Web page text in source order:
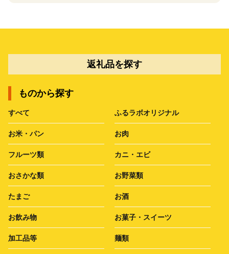
返礼品を探す
ものから探す
すべて ふるラボオリジナル
お米・パン お肉
フルーツ類 カニ・エビ
おさかな類 お野菜類
たまご お酒
お飲み物 お菓子・スイーツ
加工品等 麺類